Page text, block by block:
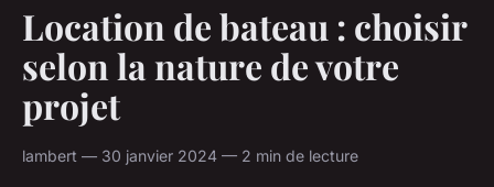
Location de bateau : choisir
selon la nature de votre
projet
lambert — 30 janvier 2024 — 2 min de lecture